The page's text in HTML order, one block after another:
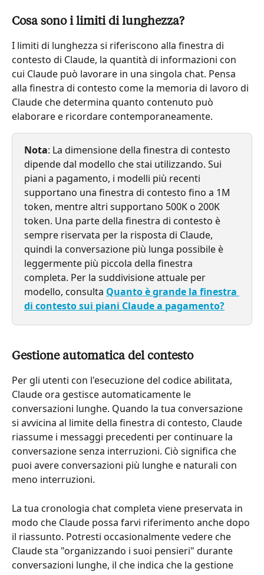
Cosa sono i limiti di lunghezza?
I limiti di lunghezza si riferiscono alla finestra di
contesto di Claude, la quantità di informazioni con
cui Claude può lavorare in una singola chat. Pensa
alla finestra di contesto come la memoria di lavoro di
Claude che determina quanto contenuto può
elaborare e ricordare contemporaneamente.
Nota: La dimensione della finestra di contesto
dipende dal modello che stai utilizzando. Sui
piani a pagamento, i modelli più recenti
supportano una finestra di contesto fino a 1M
token, mentre altri supportano 500K o 200K
token. Una parte della finestra di contesto è
sempre riservata per la risposta di Claude,
quindi la conversazione più lunga possibile è
leggermente più piccola della finestra
completa. Per la suddivisione attuale per
modello, consulta Quanto è grande la finestra
di contesto sui piani Claude a pagamento?
Gestione automatica del contesto
Per gli utenti con l'esecuzione del codice abilitata,
Claude ora gestisce automaticamente le
conversazioni lunghe. Quando la tua conversazione
si avvicina al limite della finestra di contesto, Claude
riassume i messaggi precedenti per continuare la
conversazione senza interruzioni. Ciò significa che
puoi avere conversazioni più lunghe e naturali con
meno interruzioni.
La tua cronologia chat completa viene preservata in
modo che Claude possa farvi riferimento anche dopo
il riassunto. Potresti occasionalmente vedere che
Claude sta "organizzando i suoi pensieri" durante
conversazioni lunghe, il che indica che la gestione